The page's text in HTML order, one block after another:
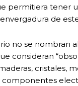
permitiera tener
de
no se nombran
consideran
cristales,
componentes